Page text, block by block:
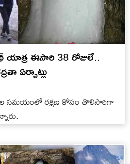
యాత్ర ఈసారి 38 రోజులే..
ఏర్పాట్లు
సమయంలో రక్షణ కోసం తొలిసారిగా